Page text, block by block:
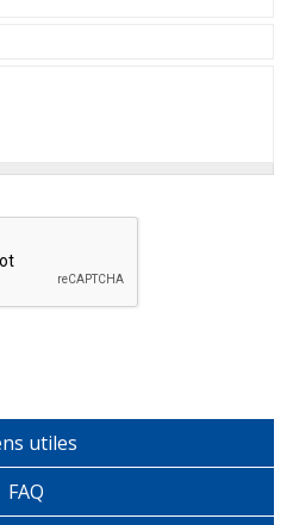
utiles
FAQ